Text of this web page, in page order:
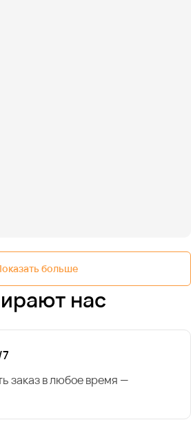
больше
нас
заказ в любое время —